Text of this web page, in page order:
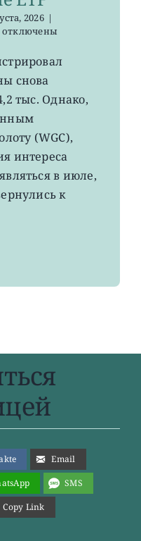
2026 |
GDX:
отключены
снова
тыс. Однако,
(WGC),
интереса
в июле,
к
Email
SMS
Copy Link